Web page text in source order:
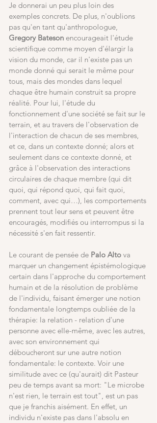
Je donnerai un peu plus loin des
exemples concrets. De plus, n'oublions
pas qu'en tant qu'anthropologue,
Gregory Bateson encourageait l'étude
scientifique comme moyen d'élargir la
vision du monde, car il n'existe pas un
monde donné qui serait le même pour
tous, mais des mondes dans lequel
chaque être humain construit sa propre
réalité. Pour lui, l'étude du
fonctionnement d'une société se fait sur le
terrain, et au travers de l'observation de
l'interaction de chacun de ses membres,
et ce, dans un contexte donné; alors et
seulement dans ce contexte donné, et
grâce à l'observation des interactions
circulaires de chaque membre (qui dit
quoi, qui répond quoi, qui fait quoi,
comment, avec qui…), les comportements
prennent tout leur sens et peuvent être
encouragés, modifiés ou interrompus si la
nécessité s'en fait ressentir.
Le courant de pensée de Palo Alto va
marquer un changement épistémologique
certain dans l'approche du comportement
humain et de la résolution de problème
de l'individu, faisant émerger une notion
fondamentale longtemps oubliée de la
thérapie: la relation - relation d'une
personne avec elle-même, avec les autres,
avec son environnement qui
déboucheront sur une autre notion
fondamentale: le contexte. Voir une
similitude avec ce (qu'aurait) dit Pasteur
peu de temps avant sa mort: "Le microbe
n'est rien, le terrain est tout", est un pas
que je franchis aisément. En effet, un
individu n'existe pas dans l'absolu en